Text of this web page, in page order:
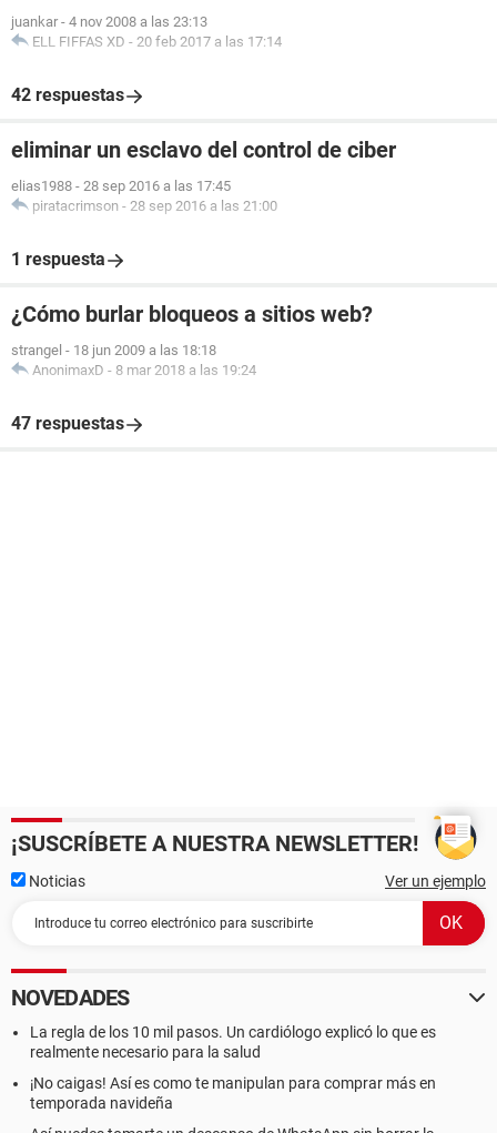
juankar - 4 nov 2008 a las 23:13
ELL FIFFAS XD - 20 feb 2017 a las 17:14
42 respuestas
eliminar un esclavo del control de ciber
elias1988 - 28 sep 2016 a las 17:45
piratacrimson - 28 sep 2016 a las 21:00
1 respuesta
¿Cómo burlar bloqueos a sitios web?
strangel - 18 jun 2009 a las 18:18
AnonimaxD - 8 mar 2018 a las 19:24
47 respuestas
¡SUSCRÍBETE A NUESTRA NEWSLETTER!
Noticias Ver un ejemplo
NOVEDADES
La regla de los 10 mil pasos. Un cardiólogo explicó lo que es
realmente necesario para la salud
¡No caigas! Así es como te manipulan para comprar más en
temporada navideña